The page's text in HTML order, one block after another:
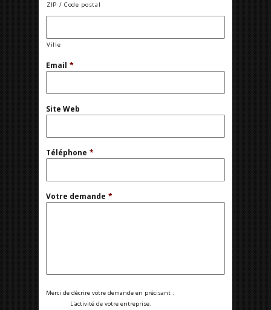
ZIP / Code postal
Ville
Email *
Site Web
Téléphone *
Votre demande *
Merci de décrire votre demande en précisant :
L'activité de votre entreprise.